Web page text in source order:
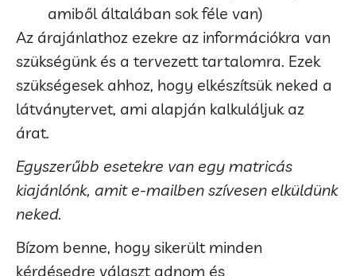
amiből általában sok féle van)
Az árajánlathoz ezekre az információkra van
szükségünk és a tervezett tartalomra. Ezek
szükségesek ahhoz, hogy elkészítsük neked a
látványtervet, ami alapján kalkuláljuk az
árat.
Egyszerűbb esetekre van egy matricás
kiajánlónk, amit e-mailben szívesen elküldünk
neked.
Bízom benne, hogy sikerült minden
kérdésedre választ adnom és